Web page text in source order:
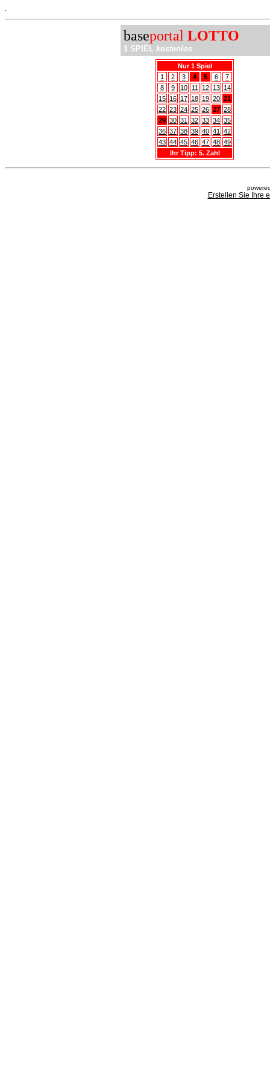
baseportal LOTTO
1 SPIEL kostenlos
Nur 1 Spiel
1
2 3 4 5 6
7
8
9 10 11 12 13 14
15 16 17 18 19 20 21
22 23 24 25 26 27 28
29 30 31 32 33 34 35
36 37 38 39 40 41
42
43 44 45 46 47 48 49
Ihr Tipp: 5. Zahl
Erstellen Sie Ihre